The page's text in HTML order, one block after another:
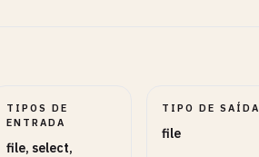
TIPOS DE
ENTRADA
file, select,
TIPO DE SAÍDA
file